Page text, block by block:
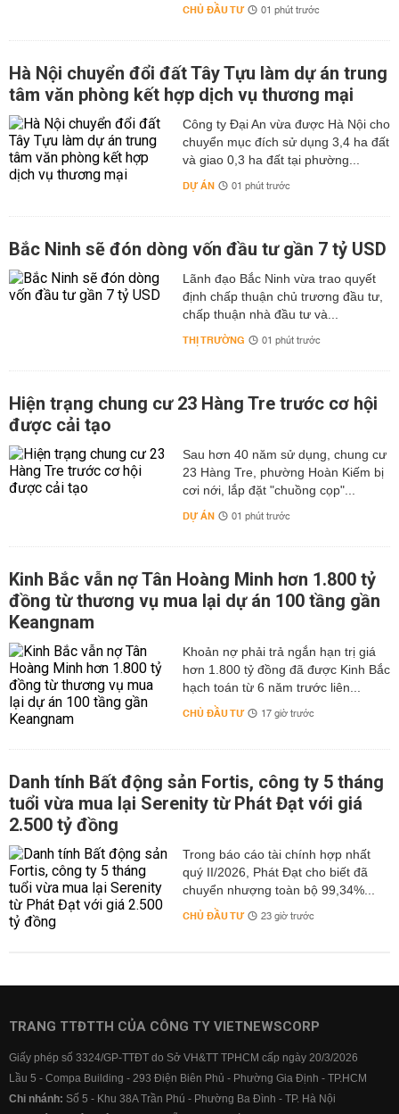
CHỦ ĐẦU TƯ 01 phút trước
Hà Nội chuyển đổi đất Tây Tựu làm dự án trung
tâm văn phòng kết hợp dịch vụ thương mại
Công ty Đại An vừa được Hà Nội cho
chuyển mục đích sử dụng 3,4 ha đất
và giao 0,3 ha đất tại phường...
DỰ ÁN 01 phút trước
Bắc Ninh sẽ đón dòng vốn đầu tư gần 7 tỷ USD
Lãnh đạo Bắc Ninh vừa trao quyết
định chấp thuận chủ trương đầu tư,
chấp thuận nhà đầu tư và...
THỊ TRƯỜNG 01 phút trước
Hiện trạng chung cư 23 Hàng Tre trước cơ hội
được cải tạo
Sau hơn 40 năm sử dụng, chung cư
23 Hàng Tre, phường Hoàn Kiếm bị
cơi nới, lắp đặt "chuồng cọp"...
DỰ ÁN 01 phút trước
Kinh Bắc vẫn nợ Tân Hoàng Minh hơn 1.800 tỷ
đồng từ thương vụ mua lại dự án 100 tầng gần
Keangnam
hơn 1.800 tỷ đồng đã được Kinh Bắc
hạch toán từ 6 năm trước liên...
CHỦ ĐẦU TƯ 17 giờ trước
Danh tính Bất động sản Fortis, công ty 5 tháng
tuổi vừa mua lại Serenity từ Phát Đạt với giá
2.500 tỷ đồng
Trong báo cáo tài chính hợp nhất
quý II/2026, Phát Đạt cho biết đã
chuyển nhượng toàn bộ 99,34%...
CHỦ ĐẦU TƯ 23 giờ trước
TRANG TTĐTTH CỦA CÔNG TY VIETNEWSCORP
Giấy phép số 3324/GP-TTĐT do Sở VH&TT TPHCM cấp ngày 20/3/2026
Lầu 5 - Compa Building - 293 Điện Biên Phủ - Phường Gia Định - TP.HCM
Chi nhánh: Số 5 - Khu 38A Trần Phú - Phường Ba Đình - TP. Hà Nội